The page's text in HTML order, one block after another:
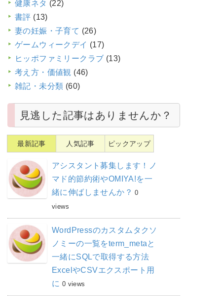
健康ネタ (22)
書評 (13)
妻の妊娠・子育て (26)
ゲームウィークデイ (17)
ヒッポファミリークラブ (13)
考え方・価値観 (46)
雑記・未分類 (60)
見逃した記事はありませんか？
最新記事 人気記事 ピックアップ
アシスタント募集します！ノ
マド的節約術やOMIYA!を一
緒に伸ばしませんか？ 0
views
WordPressのカスタムタクソ
ノミーの一覧をterm_metaと
一緒にSQLで取得する方法
ExcelやCSVエクスポート用
に 0 views